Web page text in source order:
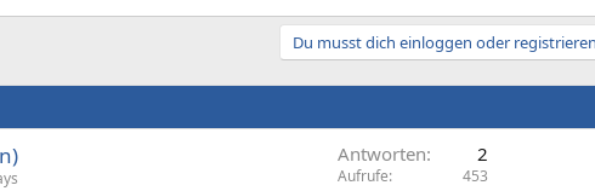
Du musst dich einloggen oder
Antworten 2
Aufrufe 453